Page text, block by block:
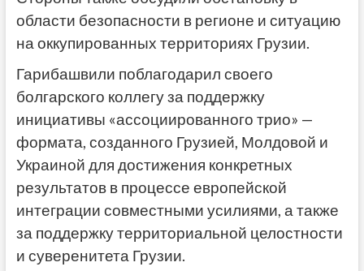
области безопасности в регионе и ситуацию
на оккупированных территориях Грузии.
Гарибашвили поблагодарил своего
болгарского коллегу за поддержку
инициативы «ассоциированного трио» —
формата, созданного Грузией, Молдовой и
Украиной для достижения конкретных
результатов в процессе европейской
интеграции совместными усилиями, а также
за поддержку территориальной целостности
и суверенитета Грузии.